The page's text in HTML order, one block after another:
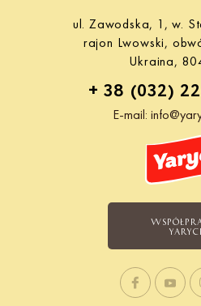
ul. Zawodska, 1, w.
rajon Lwowski,
Ukraina,
+ 38 (032)
E-mail: